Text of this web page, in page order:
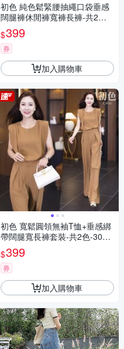
初色 純色鬆緊腰抽繩口袋垂感
闊腿褲休閒褲寬褲長褲-共2款2
色-16066(M-5XL可選)
$399
券
加入購物車
初色 寬鬆圓領無袖T恤+垂感綁
帶闊腿寬長褲套裝-共2色-3009
1(M-2XL可選)
$399
券
加入購物車